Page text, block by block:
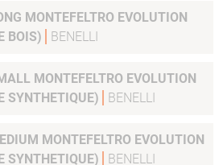
MONTEFELTRO EVOLUTION
BOIS)
BENELLI
MONTEFELTRO EVOLUTION
SYNTHETIQUE)
BENELLI
MONTEFELTRO EVOLUTION
SYNTHETIQUE)
BENELLI